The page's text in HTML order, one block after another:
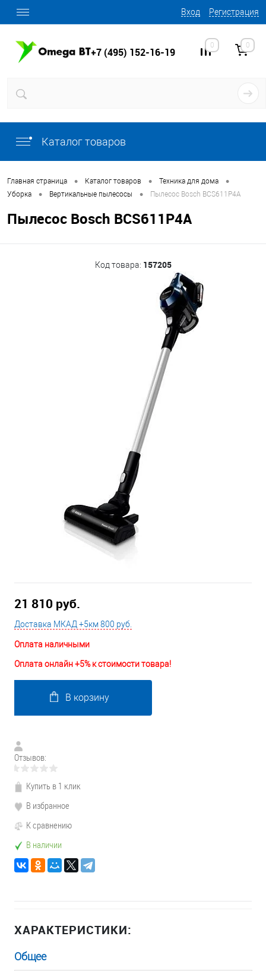
Вход Регистрация
+7 (495) 152-16-19
0 0
Каталог товаров
Главная страница • Каталог товаров • Техника для дома •
Уборка • Вертикальные пылесосы • Пылесос Bosch BCS611P4A
Пылесос Bosch BCS611P4A
Код товара: 157205
21 810 руб.
Доставка МКАД +5км 800 руб.
Оплата наличными
Оплата онлайн +5% к стоимости товара!
В корзину
Отзывов:
Купить в 1 клик
В избранное
К сравнению
В наличии
ХАРАКТЕРИСТИКИ:
Общее